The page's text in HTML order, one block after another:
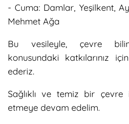
- Cuma: Damlar, Yeşilkent,
Mehmet Ağa
Bu vesileyle, çevre
konusundaki katkılarınız
ederiz.
Sağlıklı ve temiz bir
etmeye devam edelim.